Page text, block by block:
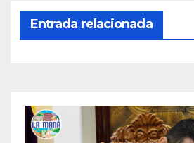
Entrada relacionada